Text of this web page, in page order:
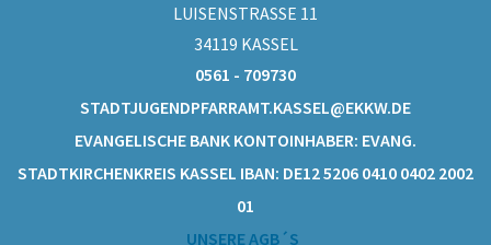
LUISENSTRASSE 11
34119 KASSEL
0561 - 709730
STADTJUGENDPFARRAMT.KASSEL@EKKW.DE
EVANGELISCHE BANK KONTOINHABER: EVANG.
STADTKIRCHENKREIS KASSEL IBAN: DE12 5206 0410 0402 2002
01
UNSERE AGB´S